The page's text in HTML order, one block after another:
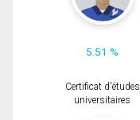
5.51 %
Certificat d'études
universitaires